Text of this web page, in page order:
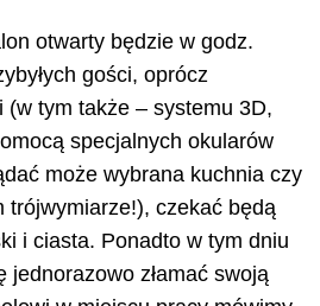
otwarty będzie w godz.
gości, oprócz
(w tym także – systemu 3D,
specjalnych okularów
może wybrana kuchnia czy
trójwymiarze!), czekać będą
i ciasta. Ponadto w tym dniu
jednorazowo złamać swoją